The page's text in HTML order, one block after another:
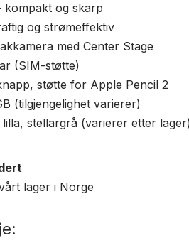
kompakt og skarp
og strømeffektiv
med Center Stage
(SIM-støtte)
støtte for Apple Pencil 2
(tilgjengelighet varierer)
stellargrå (varierer etter lager)
lager i Norge